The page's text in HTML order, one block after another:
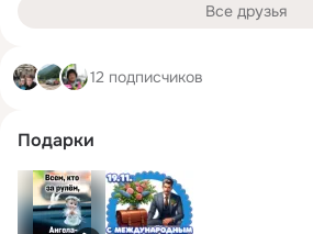
Все друзья
12 подписчиков
Подарки